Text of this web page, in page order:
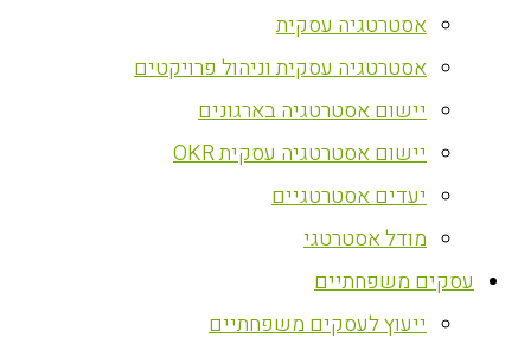
אסטרטגיה עסקית
אסטרטגיה עסקית וניהול פרויקטים
יישום אסטרטגיה בארגונים
יישום אסטרטגיה עסקית OKR
יעדים אסטרטגיים
מודל אסטרטגי
עסקים משפחתיים
ייעוץ לעסקים משפחתיים